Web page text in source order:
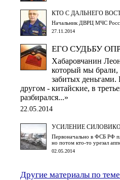
КТО С ДАЛЬНЕГО
Начальник ДВРЦ МЧС
27.11.2014
ЕГО СУДЬБУ
Хабаровчанин
который мы брали,
забитых
другом - китайские, в
разбирался...»
22.05.2014
УСИЛЕНИЕ
Первоначально в ФСБ РФ
но потом кто-то урезал
02.05.2014
Другие материалы по